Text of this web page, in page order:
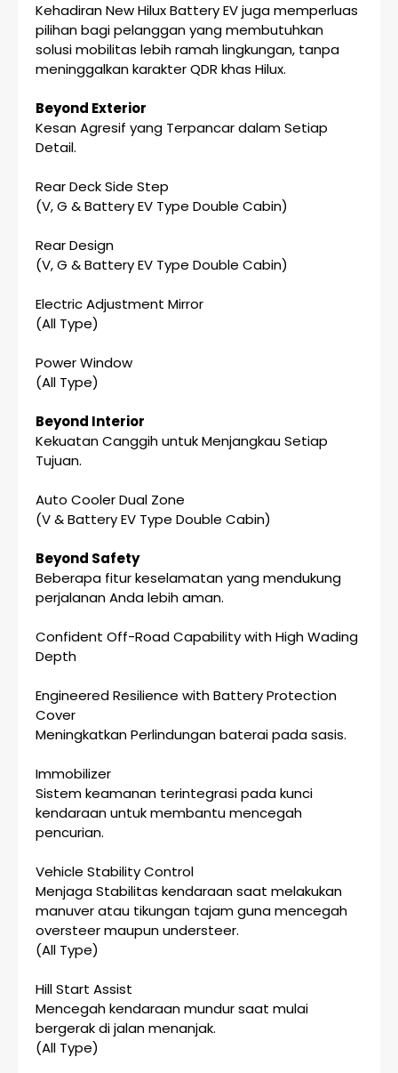
Kehadiran New Hilux Battery EV juga memperluas
pilihan bagi pelanggan yang membutuhkan
solusi mobilitas lebih ramah lingkungan, tanpa
meninggalkan karakter QDR khas Hilux.
Beyond Exterior
Kesan Agresif yang Terpancar dalam Setiap
Detail.
Rear Deck Side Step
(V, G & Battery EV Type Double Cabin)
Rear Design
(V, G & Battery EV Type Double Cabin)
Electric Adjustment Mirror
(All Type)
Power Window
(All Type)
Beyond Interior
Kekuatan Canggih untuk Menjangkau Setiap
Tujuan.
Auto Cooler Dual Zone
(V & Battery EV Type Double Cabin)
Beyond Safety
Beberapa fitur keselamatan yang mendukung
perjalanan Anda lebih aman.
Confident Off-Road Capability with High Wading
Depth
Engineered Resilience with Battery Protection
Cover
Meningkatkan Perlindungan baterai pada sasis.
Immobilizer
Sistem keamanan terintegrasi pada kunci
kendaraan untuk membantu mencegah
pencurian.
Vehicle Stability Control
Menjaga Stabilitas kendaraan saat melakukan
manuver atau tikungan tajam guna mencegah
oversteer maupun understeer.
(All Type)
Hill Start Assist
Mencegah kendaraan mundur saat mulai
bergerak di jalan menanjak.
(All Type)